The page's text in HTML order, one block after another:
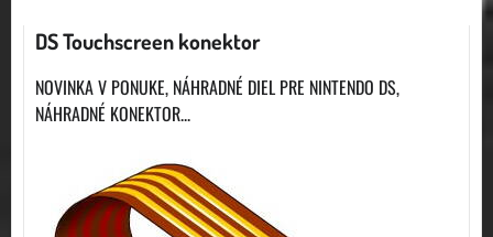
DS Touchscreen konektor
NOVINKA V PONUKE, NÁHRADNÉ DIEL PRE NINTENDO DS,
NÁHRADNÉ KONEKTOR...